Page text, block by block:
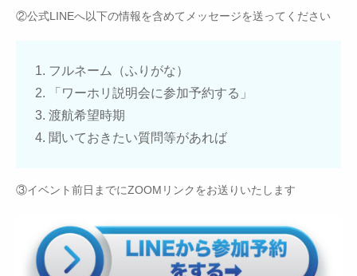
②公式LINEへ以下の情報を含めてメッセージを送ってください
1. フルネーム（ふりがな）
2. 「ワーホリ説明会に参加予約する」
3. 渡航希望時期
4. 聞いておきたい質問等があれば
③イベント前日までにZOOMリンクをお送りいたします